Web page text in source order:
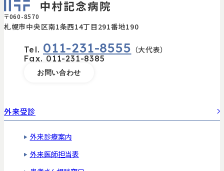
〒060-8570
札幌市中央区南1条西14丁目291番地190
Tel. 011-231-8555 （大代表）
Fax. 011-231-8385
お問い合わせ
外来受診
外来診療案内
外来医師担当表